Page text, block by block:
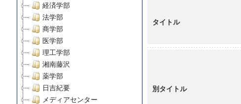
経済学部
法学部
商学部
医学部
理工学部
湘南藤沢
薬学部
日吉紀要
メディアセンター
タイトル
別タイトル